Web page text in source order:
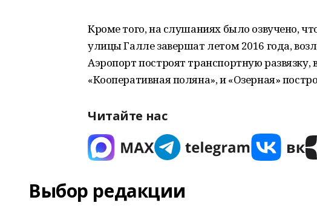
Кроме того, на слушаниях было озвучено,
улицы Галле завершат летом 2016 года,
Аэропорт построят транспортную развязку,
«Кооперативная поляна», и «Озерная»
Читайте нас
Выбор редакции